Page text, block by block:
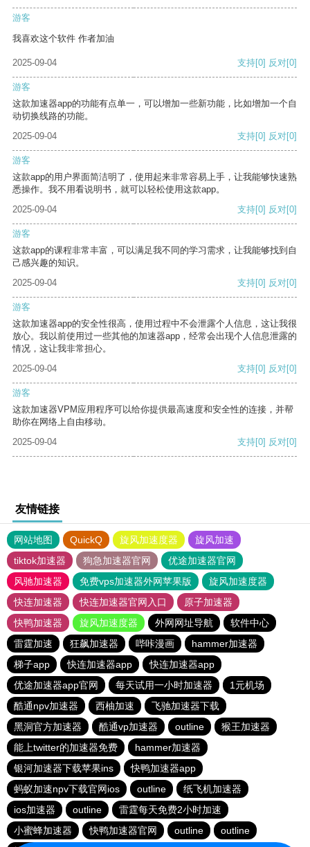
游客
我喜欢这个软件 作者加油
2025-09-04 支持[0] 反对[0]
游客
这款加速器app的功能有点单一，可以增加一些新功能，比如增加一个自
动切换线路的功能。
2025-09-04
支持[0] 反对[0]
游客
这款app的用户界面简洁明了，使用起来非常容易上手，让我能够快速熟
悉操作。我不用看说明书，就可以轻松使用这款app。
2025-09-04
支持[0] 反对[0]
游客
这款app的课程非常丰富，可以满足我不同的学习需求，让我能够找到自
己感兴趣的知识。
2025-09-04
支持[0] 反对[0]
游客
这款加速器app的安全性很高，使用过程中不会泄露个人信息，这让我很
放心。我以前使用过一些其他的加速器app，经常会出现个人信息泄露的
情况，这让我非常担心。
2025-09-04
支持[0] 反对[0]
游客
这款加速器VPM应用程序可以给你提供最高速度和安全性的连接，并帮
助你在网络上自由移动。
2025-09-04
支持[0] 反对[0]
友情链接
网站地图 QuickQ 旋风加速度器
旋风加速
tiktok加速器
狗急加速器官网
优途加速器官网
风驰加速器
免费vps加速器外网苹果版
旋风加速度器
快连加速器
快连加速器官网入口
原子加速器
快鸭加速器
旋风加速度器 外网网址导航
软件中心
雷霆加速
狂飙加速器 哔咔漫画
hammer加速器
梯子app
快连加速器app
快连加速器app
优途加速器app官网
每天试用一小时加速器
1元机场
酷通npv加速器
西柚加速
飞驰加速器下载
黑洞官方加速器
酷通vp加速器 outline
猴王加速器
能上twitter的加速器免费
hammer加速器
银河加速器下载苹果ins
快鸭加速器app
蚂蚁加速npv下载官网ios
outline
纸飞机加速器
ios加速器
outline
雷霆每天免费2小时加速
小蜜蜂加速器
快鸭加速器官网 outline
outline